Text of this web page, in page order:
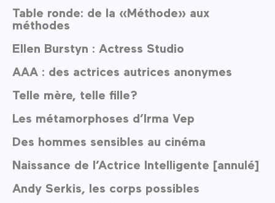
Table ronde: de la «Méthode» aux
méthodes
Ellen Burstyn : Actress Studio
AAA : des actrices autrices anonymes
Telle mère, telle fille?
Les métamorphoses d’Irma Vep
Des hommes sensibles au cinéma
Naissance de l’Actrice Intelligente [annulé]
Andy Serkis, les corps possibles